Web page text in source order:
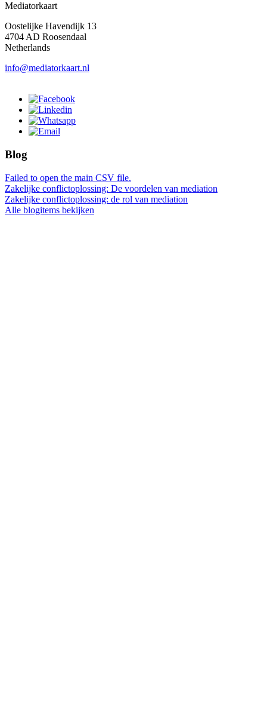
Mediatorkaart
Oostelijke Havendijk 13
4704 AD Roosendaal
Netherlands
info@mediatorkaart.nl
Blog
Failed to open the main CSV file.
Zakelijke conflictoplossing: De voordelen van mediation
Zakelijke conflictoplossing: de rol van mediation
Alle blogitems bekijken